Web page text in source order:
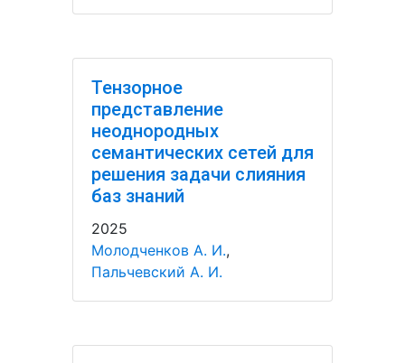
Тензорное
представление
неоднородных
семантических сетей для
решения задачи слияния
баз знаний
2025
Молодченков А. И.,
Пальчевский А. И.